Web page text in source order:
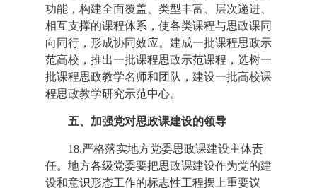
功能，构建全面覆盖、类型丰富、层次递进、
相互支撑的课程体系，使各类课程与思政课同
向同行，形成协同效应。建成一批课程思政示
范高校，推出一批课程思政示范课程，选树一
批课程思政教学名师和团队，建设一批高校课
程思政教学研究示范中心。
五、加强党对思政课建设的领导
18.严格落实地方党委思政课建设主体责
任。地方各级党委要把思政课建设作为党的建
设和意识形态工作的标志性工程摆上重要议